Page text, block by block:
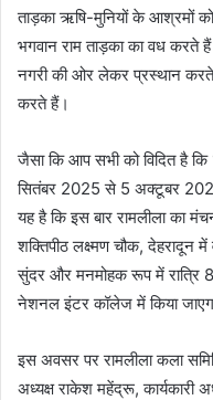
ताड़का ऋषि-मुनियों के आश्रमों
भगवान राम ताड़का का वध करते
नगरी की ओर लेकर प्रस्थान करते
करते हैं।
जैसा कि आप सभी को विदित है
सितंबर 2025 से 5 अक्टूबर
यह है कि इस बार रामलीला का
शक्तिपीठ लक्ष्मण चौक, देहरादून में
सुंदर और मनमोहक रूप में
नेशनल इंटर कॉलेज में किया
इस अवसर पर रामलीला कला
अध्यक्ष राकेश महेंद्रू, कार्यकारी